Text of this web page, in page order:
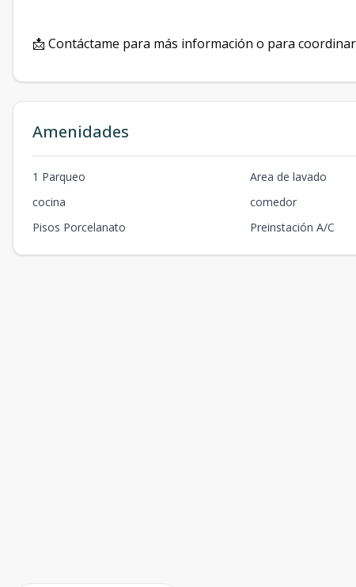
📩 Contáctame para más información o para
Amenidades
1 Parqueo Area de lavado
cocina
comedor
Pisos Porcelanato
Preinstación A/C